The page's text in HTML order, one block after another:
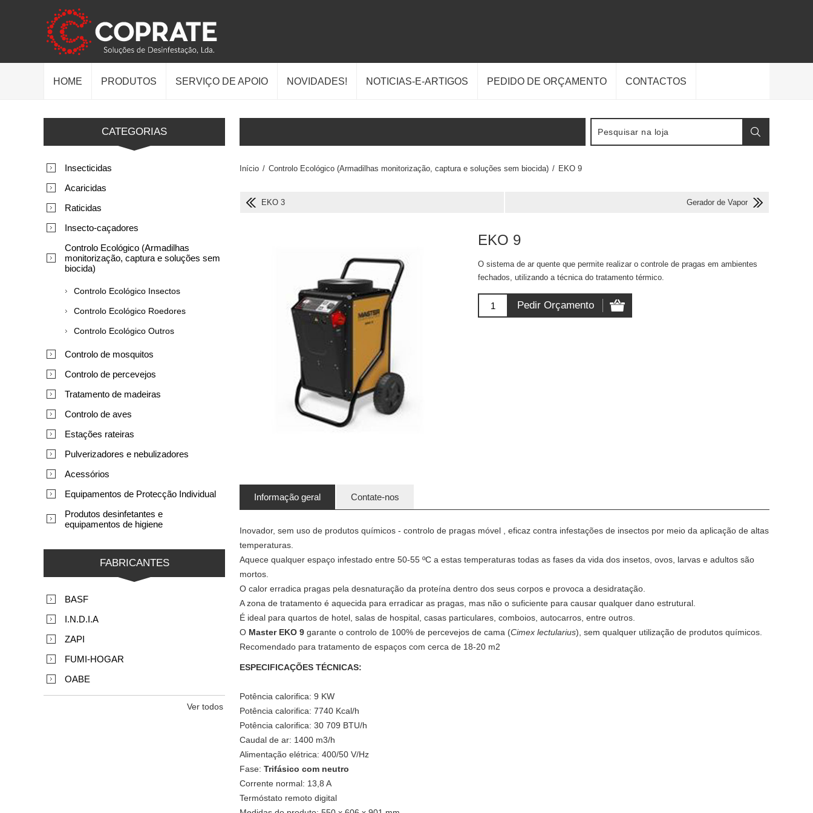
HOME PRODUTOS SERVIÇO DE APOIO NOVIDADES! NOTICIAS-E-ARTIGOS PEDIDO DE ORÇAMENTO CONTACTOS
Início / Controlo Ecológico (Armadilhas monitorização, captura e soluções sem biocida) / EKO 9
EKO 3 Gerador de Vapor
EKO 9
O sistema de ar quente que permite realizar o controle de pragas em ambientes
fechados, utilizando a técnica do tratamento térmico.
Informação geral Contate-nos
Inovador, sem uso de produtos químicos - controlo de pragas móvel , eficaz contra infestações de insectos por meio da aplicação de altas
temperaturas.
Aquece qualquer espaço infestado entre 50-55 ºC a estas temperaturas todas as fases da vida dos insetos, ovos, larvas e adultos são
mortos.
O calor erradica pragas pela desnaturação da proteína dentro dos seus corpos e provoca a desidratação.
A zona de tratamento é aquecida para erradicar as pragas, mas não o suficiente para causar qualquer dano estrutural.
É ideal para quartos de hotel, salas de hospital, casas particulares, comboios, autocarros, entre outros.
O Master EKO 9 garante o controlo de 100% de percevejos de cama (Cimex lectularius), sem qualquer utilização de produtos químicos.
Recomendado para tratamento de espaços com cerca de 18-20 m2
ESPECIFICAÇÕES TÉCNICAS:
Potência calorifica: 9 KW
Potência calorifica: 7740 Kcal/h
Potência calorifica: 30 709 BTU/h
Caudal de ar: 1400 m3/h
Alimentação elétrica: 400/50 V/Hz
Fase: Trifásico com neutro
Corrente normal: 13,8 A
Termóstato remoto digital
CATEGORIAS
Insecticidas
Acaricidas
Raticidas
Insecto-caçadores
Controlo Ecológico (Armadilhas
monitorização, captura e soluções sem
biocida)
Controlo Ecológico Insectos
Controlo Ecológico Roedores
Controlo Ecológico Outros
Controlo de mosquitos
Controlo de percevejos
Tratamento de madeiras
Controlo de aves
Estações rateiras
Pulverizadores e nebulizadores
Acessórios
Equipamentos de Protecção Individual
Produtos desinfetantes e
equipamentos de higiene
FABRICANTES
BASF
I.N.D.I.A
ZAPI
FUMI-HOGAR
OABE
Ver todos